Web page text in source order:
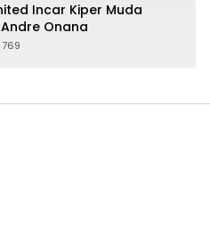
Incar Kiper Muda
Onana
769